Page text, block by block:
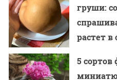
груши:
растет в
5